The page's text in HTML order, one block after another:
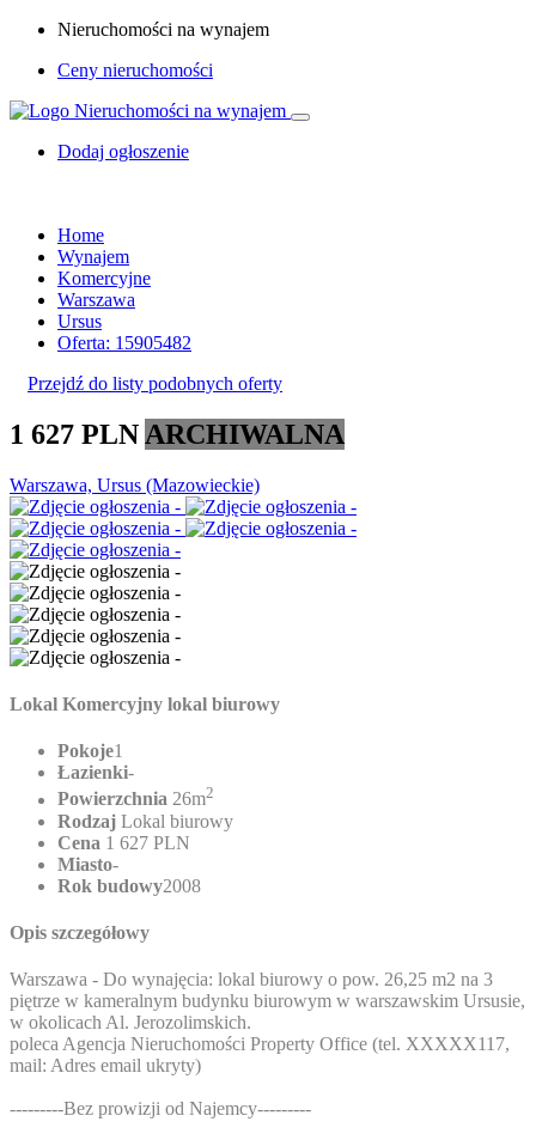
Nieruchomości na wynajem
Ceny nieruchomości
Dodaj ogłoszenie
Home
Wynajem
Komercyjne
Warszawa
Ursus
Oferta: 15905482
Przejdź do listy podobnych oferty
1 627 PLN ARCHIWALNA
Warszawa, Ursus (Mazowieckie)
Lokal Komercyjny lokal biurowy
Pokoje1
Łazienki-
Powierzchnia 26m2
Rodzaj Lokal biurowy
Cena 1 627 PLN
Miasto-
Rok budowy2008
Opis szczegółowy
Warszawa - Do wynajęcia: lokal biurowy o pow. 26,25 m2 na 3
piętrze w kameralnym budynku biurowym w warszawskim Ursusie,
w okolicach Al. Jerozolimskich.
poleca Agencja Nieruchomości Property Office (tel. XXXXX117,
mail: Adres email ukryty)
---------Bez prowizji od Najemcy---------